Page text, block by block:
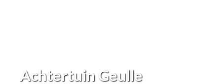
Achtertuin Geulle